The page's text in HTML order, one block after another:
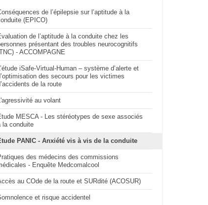
de l’épilepsie sur l’aptitude à la
(EPICO)
de l’aptitude à la conduite chez les
présentant des troubles neurocognitifs
- ACCOMPAGNE
iSafe-Virtual-Human – système d’alerte et
des secours pour les victimes
de la route
au volant
MESCA - Les stéréotypes de sexe associés
la conduite
PANIC - Anxiété vis à vis de la conduite
des médecins des commissions
- Enquête Medcomalcool
au COde de la route et SURdité (ACOSUR)
et risque accidentel